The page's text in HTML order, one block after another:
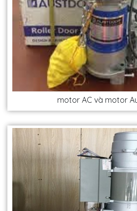
motor AC và motor